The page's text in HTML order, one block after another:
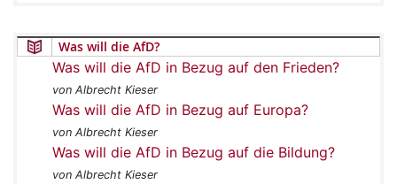
Was will die AfD?
Was will die AfD in Bezug auf den Frieden?
von Albrecht Kieser
Was will die AfD in Bezug auf Europa?
von Albrecht Kieser
Was will die AfD in Bezug auf die Bildung?
von Albrecht Kieser